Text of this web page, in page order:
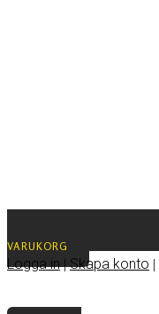
VARUKORG
Logga in | Skapa konto |